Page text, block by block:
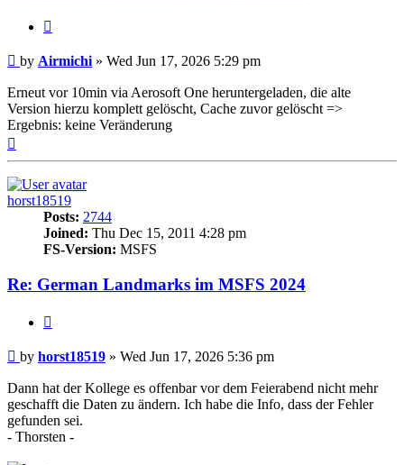
Post
by Airmichi » Wed Jun 17, 2026 5:29 pm
Erneut vor 10min via Aerosoft One heruntergeladen, die alte
Version hierzu komplett gelöscht, Cache zuvor gelöscht =>
Ergebnis: keine Veränderung
horst18519
Posts: 2744
Joined: Thu Dec 15, 2011 4:28 pm
FS-Version: MSFS
Re: German Landmarks im MSFS 2024
Post
by horst18519 » Wed Jun 17, 2026 5:36 pm
Dann hat der Kollege es offenbar vor dem Feierabend nicht mehr
geschafft die Daten zu ändern. Ich habe die Info, dass der Fehler
gefunden sei.
- Thorsten -